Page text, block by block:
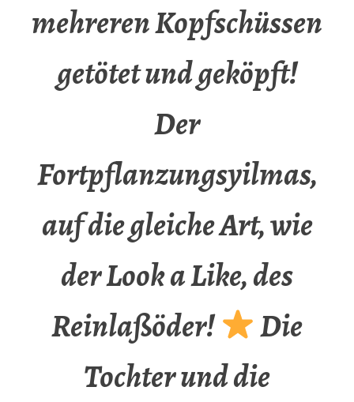
mehreren Kopfschüssen
getötet und geköpft!
Der
Fortpflanzungsyilmas,
auf die gleiche Art, wie
der Look a Like, des
Reinlaßöder!
Die
Tochter und die